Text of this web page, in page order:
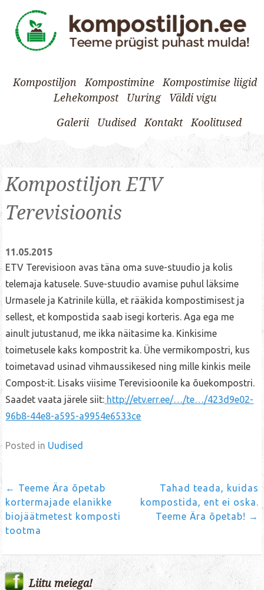
Kompostiljon Kompostimine
Kompostimise liigid
Lehekompost
Uuring Väldi vigu
Galerii Uudised Kontakt Koolitused
Skip
content
Kompostiljon ETV
Terevisioonis
11.05.2015
ETV Terevisioon avas täna oma suve-stuudio ja kolis
telemaja katusele. Suve-stuudio avamise puhul läksime
Urmasele ja Katrinile külla, et rääkida kompostimisest ja
sellest, et kompostida saab isegi korteris. Aga ega me
ainult jutustanud, me ikka näitasime ka. Kinkisime
toimetusele kaks kompostrit ka. Ühe vermikompostri, kus
toimetavad usinad vihmaussikesed ning mille kinkis meile
Compost-it. Lisaks viisime Terevisioonile ka õuekompostri.
Saadet vaata järele siit: http://etv.err.ee/…/te…/423d9e02-
96b8-44e8-a595-a9954e6533ce
Posted in Uudised
Post
navigation
← Teeme Ära õpetab
kortermajade elanikke
biojäätmetest komposti
tootma
Tahad teada, kuidas
kompostida, ent ei oska.
Teeme Ära õpetab! →
Liitu meiega!